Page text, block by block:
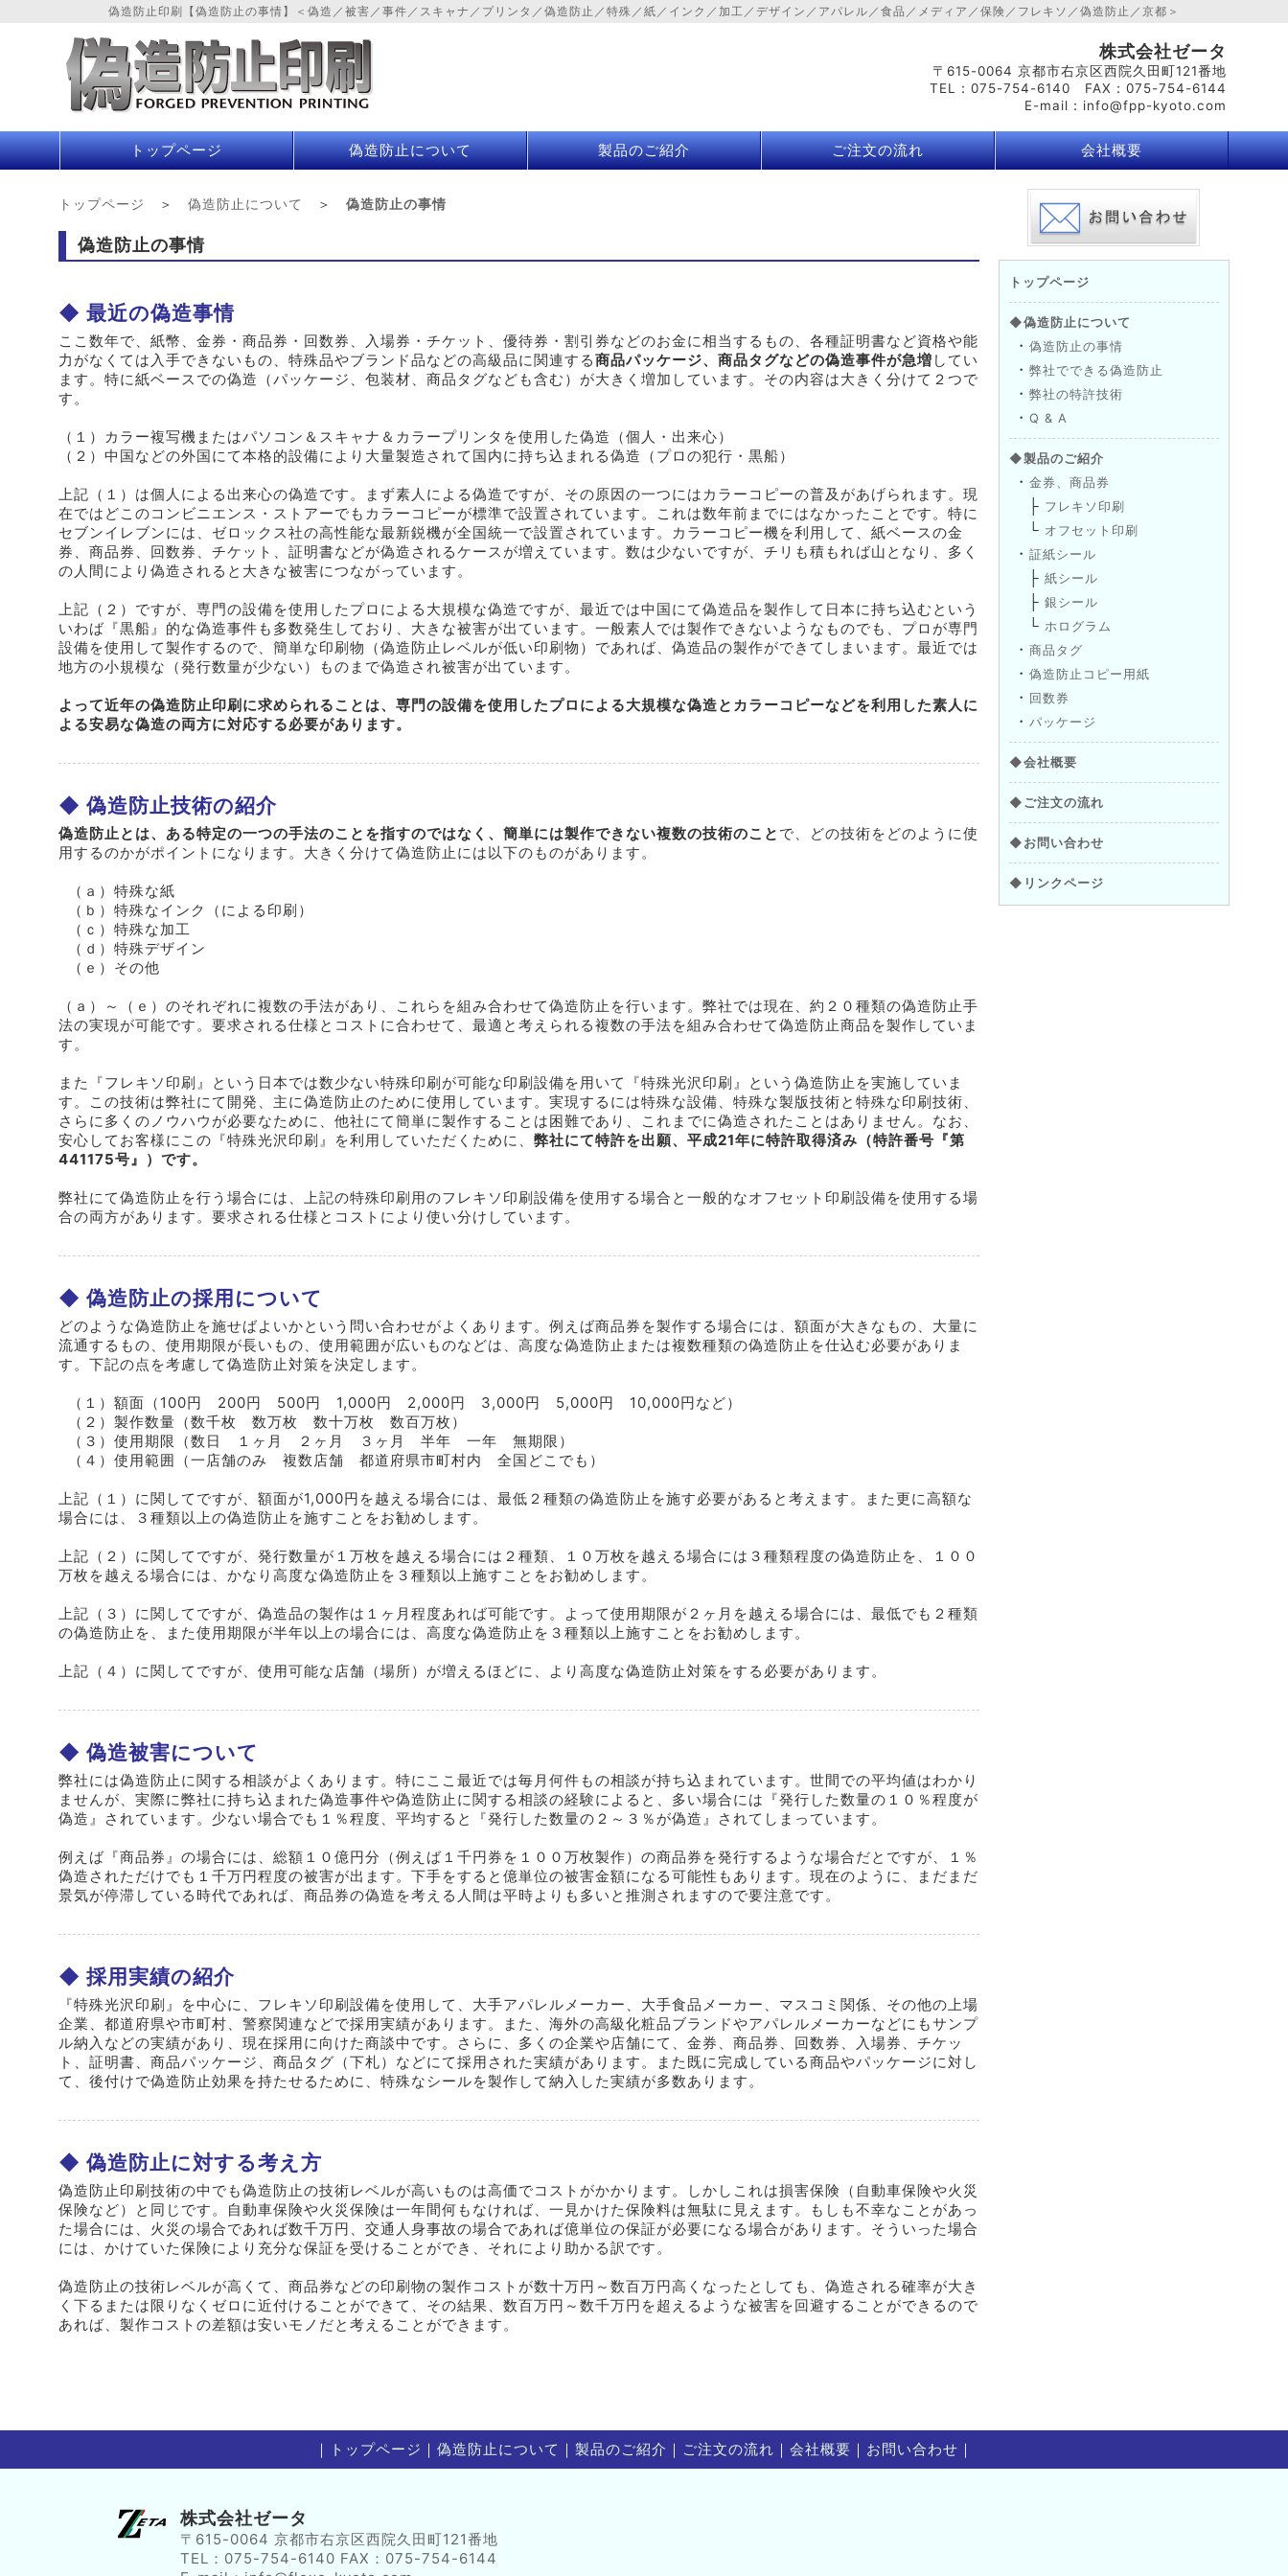
偽造防止印刷【偽造防止の事情】＜偽造／被害／事件／スキャナ／プリンタ／偽造防止／特殊／紙／インク／加工／デザイン／アパレル／食品／メディア／保険／フレキソ／偽造防止／京都＞
株式会社ゼータ
〒615-0064 京都市右京区西院久田町121番地
TEL：075-754-6140 FAX：075-754-6144
E-mail：info@fpp-kyoto.com
トップページ 偽造防止について 製品のご紹介 ご注文の流れ 会社概要
トップページ 偽造防止について 偽造防止の事情
偽造防止の事情
最近の偽造事情
ここ数年で、紙幣、金券・商品券・回数券、入場券・チケット、優待券・割引券などのお金に相当するもの、各種証明書など資格や能
力がなくては入手できないもの、特殊品やブランド品などの高級品に関連する商品パッケージ、商品タグなどの偽造事件が急増 してい
ます。特に紙ベースでの偽造（パッケージ、包装材、商品タグなども含む）が大きく増加しています。その内容は大きく分けて２つで
す。
（１）カラー複写機またはパソコン＆スキャナ＆カラープリンタを使用した偽造（個人・出来心）
（２）中国などの外国にて本格的設備により大量製造されて国内に持ち込まれる偽造（プロの犯行・黒船）
上記（１）は個人による出来心の偽造です。まず素人による偽造ですが、その原因の一つにはカラーコピーの普及があげられます。現
在ではどこのコンビニエンス・ストアーでもカラーコピーが標準で設置されています。これは数年前までにはなかったことです。特に
セブンイレブンには、ゼロックス社の高性能な最新鋭機が全国統一で設置されています。カラーコピー機を利用して、紙ベースの金
券、商品券、回数券、チケット、証明書などが偽造されるケースが増えています。数は少ないですが、チリも積もれば山となり、多く
の人間により偽造されると大きな被害につながっています。
上記（２）ですが、専門の設備を使用したプロによる大規模な偽造ですが、最近では中国にて偽造品を製作して日本に持ち込むという
いわば『黒船』的な偽造事件も多数発生しており、大きな被害が出ています。一般素人では製作できないようなものでも、プロが専門
設備を使用して製作するので、簡単な印刷物（偽造防止レベルが低い印刷物）であれば、偽造品の製作ができてしまいます。最近では
地方の小規模な（発行数量が少ない）ものまで偽造され被害が出ています。
よって近年の偽造防止印刷に求められることは、専門の設備を使用したプロによる大規模な偽造とカラーコピーなどを利用した素人に
よる安易な偽造の両方に対応する必要があります。
偽造防止技術の紹介
偽造防止とは、ある特定の一つの手法のことを指すのではなく、簡単には製作できない複数の技術のこと で、どの技術をどのように使
用するのかがポイントになります。大きく分けて偽造防止には以下のものがあります。
（ａ）特殊な紙
（ｂ）特殊なインク（による印刷）
（ｃ）特殊な加工
（ｄ）特殊デザイン
（ｅ）その他
（ａ）～（ｅ）のそれぞれに複数の手法があり、これらを組み合わせて偽造防止を行います。弊社では現在、約２０種類の偽造防止手
法の実現が可能です。要求される仕様とコストに合わせて、最適と考えられる複数の手法を組み合わせて偽造防止商品を製作していま
す。
また『フレキソ印刷』という日本では数少ない特殊印刷が可能な印刷設備を用いて『特殊光沢印刷』という偽造防止を実施していま
す。この技術は弊社にて開発、主に偽造防止のために使用しています。実現するには特殊な設備、特殊な製版技術と特殊な印刷技術、
さらに多くのノウハウが必要なために、他社にて簡単に製作することは困難であり、これまでに偽造されたことはありません。なお、
安心してお客様にこの『特殊光沢印刷』を利用していただくために、 弊社にて特許を出願、平成21年に特許取得済み（特許番号『第
441175号』）です。
弊社にて偽造防止を行う場合には、上記の特殊印刷用のフレキソ印刷設備を使用する場合と一般的なオフセット印刷設備を使用する場
合の両方があります。要求される仕様とコストにより使い分けしています。
偽造防止の採用について
どのような偽造防止を施せばよいかという問い合わせがよくあります。例えば商品券を製作する場合には、額面が大きなもの、大量に
流通するもの、使用期限が長いもの、使用範囲が広いものなどは、高度な偽造防止または複数種類の偽造防止を仕込む必要がありま
す。下記の点を考慮して偽造防止対策を決定します。
（１）額面（100円 200円 500円 1,000円 2,000円 3,000円 5,000円 10,000円など）
（２）製作数量（数千枚 数万枚 数十万枚 数百万枚）
（３）使用期限（数日 １ヶ月 ２ヶ月 ３ヶ月 半年 一年 無期限）
（４）使用範囲（一店舗のみ 複数店舗 都道府県市町村内 全国どこでも）
上記（１）に関してですが、額面が1,000円を越える場合には、最低２種類の偽造防止を施す必要があると考えます。また更に高額な
場合には、３種類以上の偽造防止を施すことをお勧めします。
上記（２）に関してですが、発行数量が１万枚を越える場合には２種類、１０万枚を越える場合には３種類程度の偽造防止を、１００
万枚を越える場合には、かなり高度な偽造防止を３種類以上施すことをお勧めします。
上記（３）に関してですが、偽造品の製作は１ヶ月程度あれば可能です。よって使用期限が２ヶ月を越える場合には、最低でも２種類
の偽造防止を、また使用期限が半年以上の場合には、高度な偽造防止を３種類以上施すことをお勧めします。
上記（４）に関してですが、使用可能な店舗（場所）が増えるほどに、より高度な偽造防止対策をする必要があります。
偽造被害について
弊社には偽造防止に関する相談がよくあります。特にここ最近では毎月何件もの相談が持ち込まれています。世間での平均値はわかり
ませんが、実際に弊社に持ち込まれた偽造事件や偽造防止に関する相談の経験によると、多い場合には『発行した数量の１０％程度が
偽造』されています。少ない場合でも１％程度、平均すると『発行した数量の２～３％が偽造』されてしまっています。
例えば『商品券』の場合には、総額１０億円分（例えば１千円券を１００万枚製作）の商品券を発行するような場合だとですが、１％
偽造されただけでも１千万円程度の被害が出ます。下手をすると億単位の被害金額になる可能性もあります。現在のように、まだまだ
景気が停滞している時代であれば、商品券の偽造を考える人間は平時よりも多いと推測されますので要注意です。
採用実績の紹介
『特殊光沢印刷』を中心に、フレキソ印刷設備を使用して、大手アパレルメーカー、大手食品メーカー、マスコミ関係、その他の上場
企業、都道府県や市町村、警察関連などで採用実績があります。また、海外の高級化粧品ブランドやアパレルメーカーなどにもサンプ
ル納入などの実績があり、現在採用に向けた商談中です。さらに、多くの企業や店舗にて、金券、商品券、回数券、入場券、チケッ
ト、証明書、商品パッケージ、商品タグ（下札）などにて採用された実績があります。また既に完成している商品やパッケージに対し
て、後付けで偽造防止効果を持たせるために、特殊なシールを製作して納入した実績が多数あります。
偽造防止に対する考え方
偽造防止印刷技術の中でも偽造防止の技術レベルが高いものは高価でコストがかかります。しかしこれは損害保険（自動車保険や火災
保険など）と同じです。自動車保険や火災保険は一年間何もなければ、一見かけた保険料は無駄に見えます。もしも不幸なことがあっ
た場合には、火災の場合であれば数千万円、交通人身事故の場合であれば億単位の保証が必要になる場合があります。そういった場合
には、かけていた保険により充分な保証を受けることができ、それにより助かる訳です。
偽造防止の技術レベルが高くて、商品券などの印刷物の製作コストが数十万円～数百万円高くなったとしても、偽造される確率が大き
く下るまたは限りなくゼロに近付けることができて、その結果、数百万円～数千万円を超えるような被害を回避することができるので
あれば、製作コストの差額は安いモノだと考えることができます。
トップページ
◆偽造防止について
・ 偽造防止の事情
・ 弊社でできる偽造防止
・ 弊社の特許技術
・ Q & A
◆製品のご紹介
・ 金券、商品券
├ フレキソ印刷
└ オフセット印刷
・ 証紙シール
├ 紙シール
├ 銀シール
└ ホログラム
・ 商品タグ
・ 偽造防止コピー用紙
・ 回数券
・ パッケージ
◆会社概要
◆ご注文の流れ
◆お問い合わせ
◆リンクページ
｜ トップページ ｜ 偽造防止について ｜ 製品のご紹介 ｜ ご注文の流れ ｜ 会社概要 ｜ お問い合わせ ｜
株式会社ゼータ
〒615-0064 京都市右京区西院久田町121番地
TEL：075-754-6140 FAX：075-754-6144